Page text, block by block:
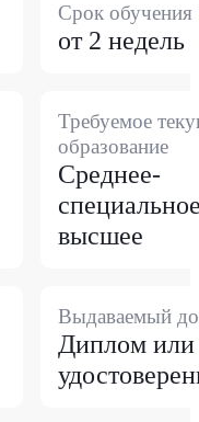
Срок обучения
от 2 недель
Требуемое
образование
Среднее-
высшее
Выдаваемый
Диплом или